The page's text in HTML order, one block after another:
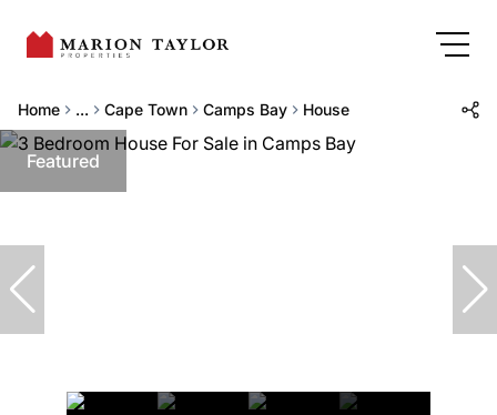
Home ... Cape Town Camps Bay House
Featured